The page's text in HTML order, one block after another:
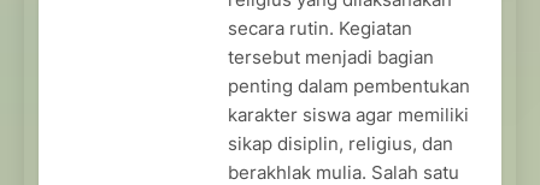
secara rutin. Kegiatan
tersebut menjadi bagian
penting dalam pembentukan
karakter siswa agar memiliki
sikap disiplin, religius, dan
berakhlak mulia. Salah satu